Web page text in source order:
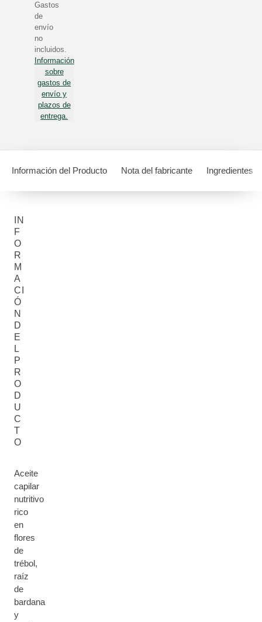
Gastos
de
envío
no
incluidos.
Información
sobre
gastos de
envío y
plazos de
entrega.
Información del Producto Nota del fabricante Ingredientes
IN
F
O
R
M
A
CI
Ó
N
D
E
L
P
R
O
D
U
C
T
O
Aceite
capilar
nutritivo
rico
en
flores
de
trébol,
raíz
de
bardana
y